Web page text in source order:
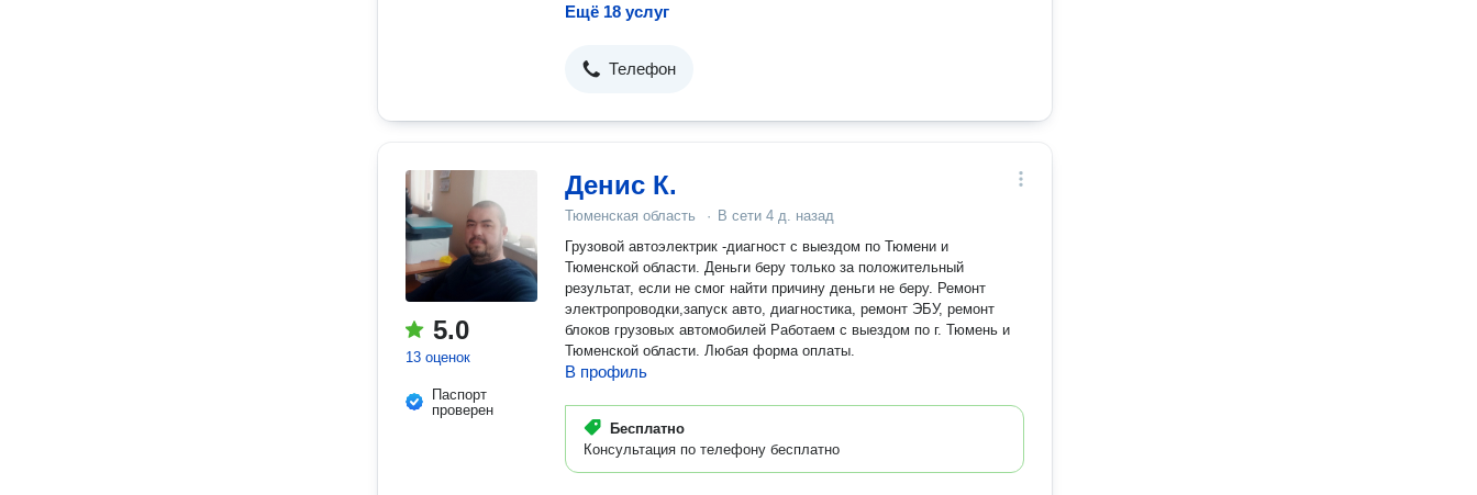
Ещё 18 услуг
Телефон
5.0
13 оценок
Паспорт
проверен
Денис К.
Тюменская область · В сети 4 д. назад
Грузовой автоэлектрик -диагност с выездом по Тюмени и
Тюменской области. Деньги беру только за положительный
результат, если не смог найти причину деньги не беру. Ремонт
электропроводки,запуск авто, диагностика, ремонт ЭБУ, ремонт
блоков грузовых автомобилей Работаем с выездом по г. Тюмень и
Тюменской области. Любая форма оплаты.
В профиль
Бесплатно
Консультация по телефону бесплатно